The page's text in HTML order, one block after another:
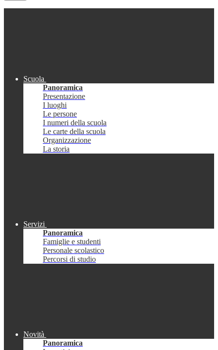
Scuola
Panoramica
Presentazione
I luoghi
Le persone
I numeri della scuola
Le carte della scuola
Organizzazione
La storia
Servizi
Panoramica
Famiglie e studenti
Personale scolastico
Percorsi di studio
Novità
Panoramica